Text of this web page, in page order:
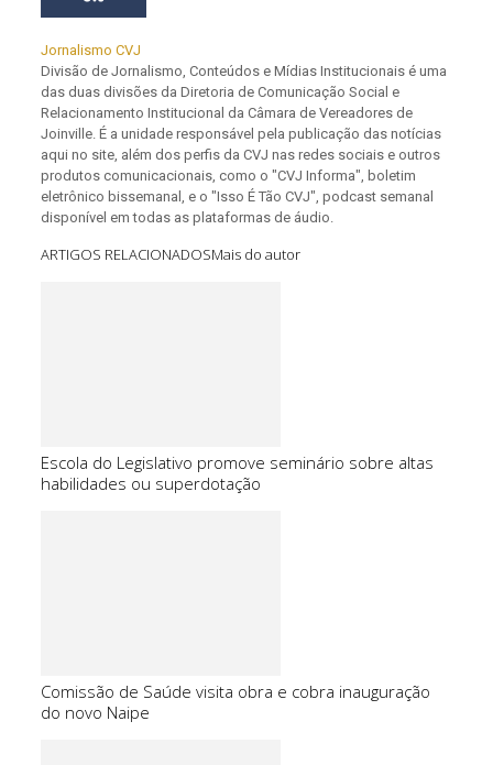
Jornalismo CVJ
Divisão de Jornalismo, Conteúdos e Mídias Institucionais é uma
das duas divisões da Diretoria de Comunicação Social e
Relacionamento Institucional da Câmara de Vereadores de
Joinville. É a unidade responsável pela publicação das notícias
aqui no site, além dos perfis da CVJ nas redes sociais e outros
produtos comunicacionais, como o "CVJ Informa", boletim
eletrônico bissemanal, e o "Isso É Tão CVJ", podcast semanal
disponível em todas as plataformas de áudio.
ARTIGOS RELACIONADOSMais do autor
Escola do Legislativo promove seminário sobre altas
habilidades ou superdotação
Comissão de Saúde visita obra e cobra inauguração
do novo Naipe